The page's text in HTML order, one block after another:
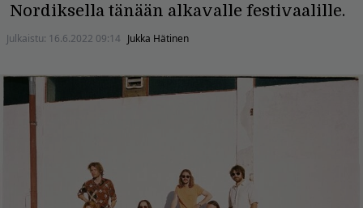
Nordiksella tänään alkavalle festivaalille.
Julkaistu: 16.6.2022 09:14 Jukka Hätinen